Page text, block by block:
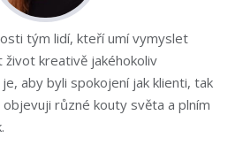
tým lidí, kteří umí vymyslet
kreativě jakéhokoliv
aby byli spokojení jak klienti, tak
objevuji různé kouty světa a plním